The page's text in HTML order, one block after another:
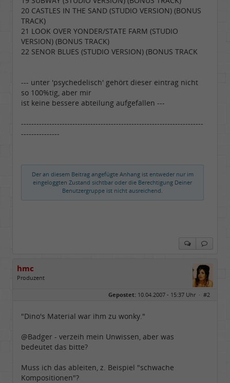
20 CASTLES IN THE SAND (STUDIO VERSION) (BONUS
TRACK)
21 LOOK OVER YONDER/STATE FARM (STUDIO
VERSION) (BONUS TRACK)
22 SENOR BLUES (STUDIO VERSION) (BONUS TRACK
--- unter 'psychedelisch' gehört dieser eintrag nicht
so 100%tig, aber mir
ist keine bessere abteilung aufgefallen ---
-----------------------------------------------------------------------
---------------
Der an diesem Beitrag angefügte Anhang ist entweder nur im
eingeloggten Zustand sichtbar oder die Berechtigung Deiner
Benutzergruppe ist nicht ausreichend.
hmc
Produzent
Beiträge:
17570
Gepostet: 10.04.2007 - 15:37 Uhr · #2
"Dino's Material war ihm zu wonky."
@Badger - verzeih mein Unwissen, aber was
bedeutet das bitte?
Muss ich das ableiten, z. Beispiel "schwache
Kompositionen"?